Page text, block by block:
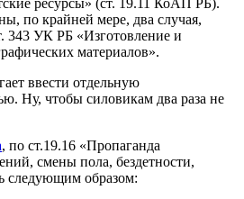
по крайней мере, два случая,
343 УК РБ «Изготовление и
материалов».
ввести отдельную
Ну, чтобы силовикам два раза не
, по ст.19.16 «Пропаганда
смены пола, бездетности,
следующим образом: